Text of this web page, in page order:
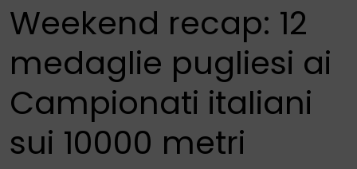
Weekend recap: 12
medaglie pugliesi ai
Campionati italiani
sui 10000 metri